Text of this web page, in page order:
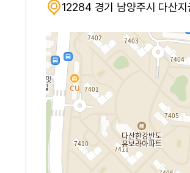
12284 경기 남양주시 다산